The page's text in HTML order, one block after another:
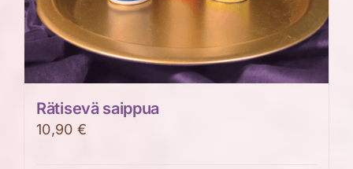
Rätisevä saippua
10,90 €